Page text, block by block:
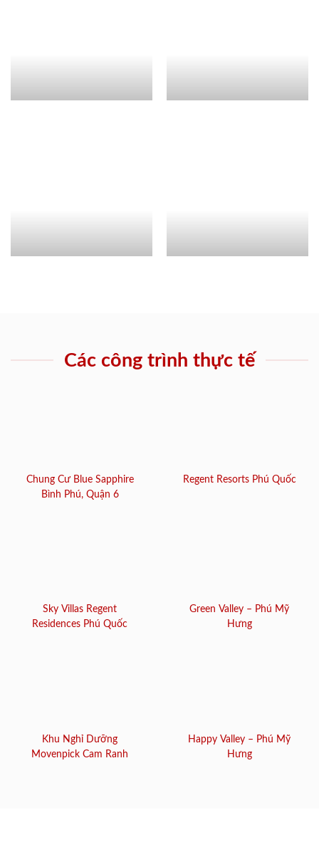
Các công trình thực tế
Chung Cư Blue Sapphire
Bình Phú, Quận 6
Regent Resorts Phú Quốc
Sky Villas Regent
Residences Phú Quốc
Green Valley – Phú Mỹ
Hưng
Khu Nghỉ Dưỡng
Movenpick Cam Ranh
Happy Valley – Phú Mỹ
Hưng